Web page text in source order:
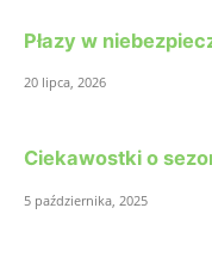
Płazy w
20 lipca, 2026
Ciekawostki o
5 października, 2025